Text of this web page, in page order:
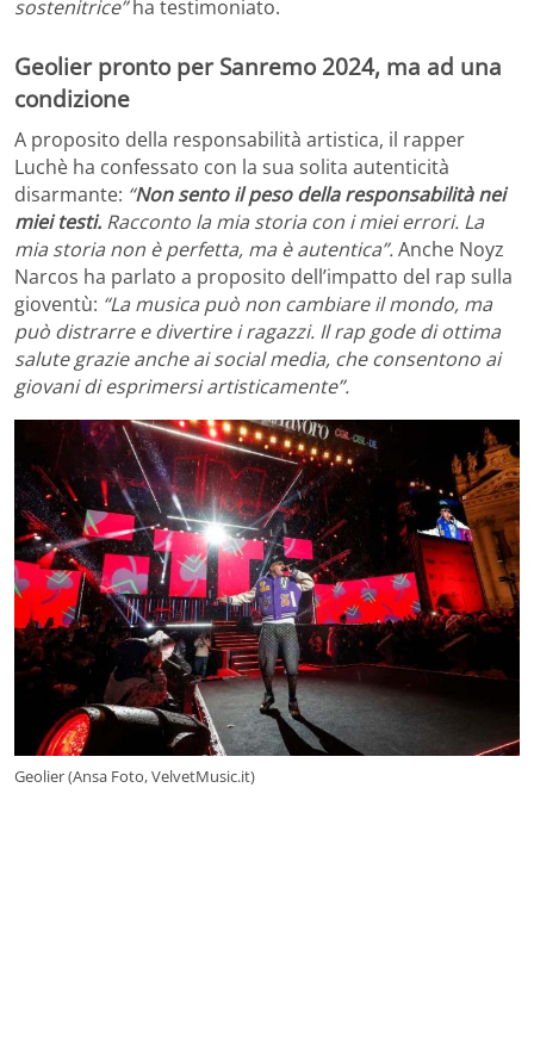
sostenitrice”ha testimoniato.
Geolier pronto per Sanremo 2024, ma ad una
condizione
A proposito della responsabilità artistica, il rapper
Luchè ha confessato con la sua solita autenticità
disarmante: “Non sento il peso della responsabilità nei
miei testi. Racconto la mia storia con i miei errori. La
mia storia non è perfetta, ma è autentica”.Anche Noyz
Narcos ha parlato a proposito dell’impatto del rap sulla
gioventù: “La musica può non cambiare il mondo, ma
può distrarre e divertire i ragazzi. Il rap gode di ottima
salute grazie anche ai social media, che consentono ai
giovani di esprimersi artisticamente”.
Geolier (Ansa Foto, VelvetMusic.it)